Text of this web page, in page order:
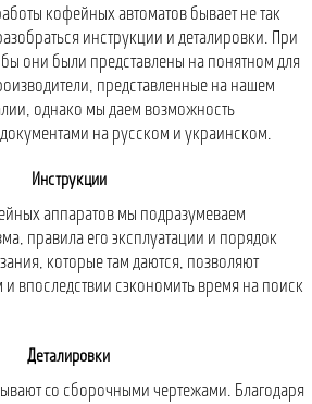
кофейных автоматов бывает не так
инструкции и деталировки. При
они были представлены на понятном для
представленные на нашем
однако мы даем возможность
на русском и украинском.
Инструкции
аппаратов мы подразумеваем
правила его эксплуатации и порядок
которые там даются, позволяют
впоследствии сэкономить время на поиск
Деталировки
со сборочными чертежами. Благодаря